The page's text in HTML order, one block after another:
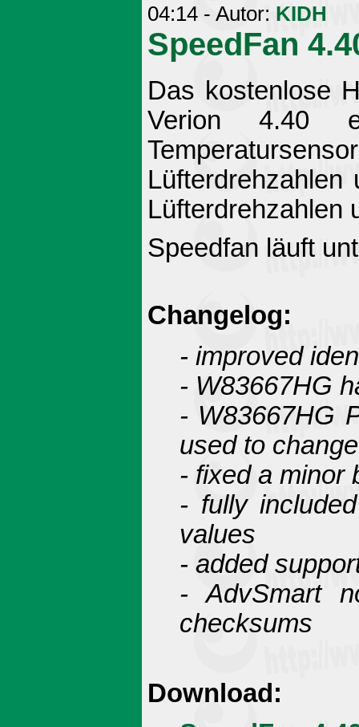
04:14 - Autor: KIDH
SpeedFan
Das kostenlose
Verion 4.40
Lüfterdrehzahlen
Lüfterdrehzahlen
Speedfan läuft
Changelog:
- improved
- W83667HG
- W83667HG
used to
- fixed a minor
- fully
values
- added
- AdvSmart
checksums
Download: